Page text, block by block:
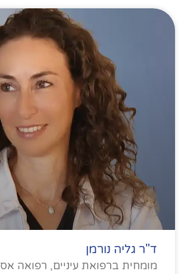
ד"ר גליה נורמן
מומחית ברפואת עיניים, רפואה